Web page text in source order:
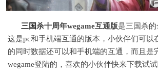
三国杀十周年wegame互通版是三国杀的
这是pc和手机端互通的版本，小伙伴们可以
的同时数据还可以和手机端的互通，而且是
wegame登陆的，喜欢的小伙伴快来下载试试